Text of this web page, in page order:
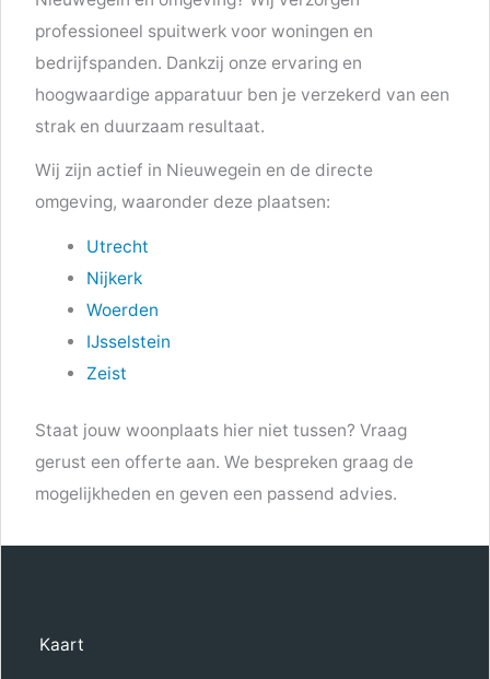
professioneel spuitwerk voor woningen en
bedrijfspanden. Dankzij onze ervaring en
hoogwaardige apparatuur ben je verzekerd van een
strak en duurzaam resultaat.
Wij zijn actief in Nieuwegein en de directe
omgeving, waaronder deze plaatsen:
Utrecht
Nijkerk
Woerden
IJsselstein
Zeist
Staat jouw woonplaats hier niet tussen? Vraag
gerust een offerte aan. We bespreken graag de
mogelijkheden en geven een passend advies.
Kaart